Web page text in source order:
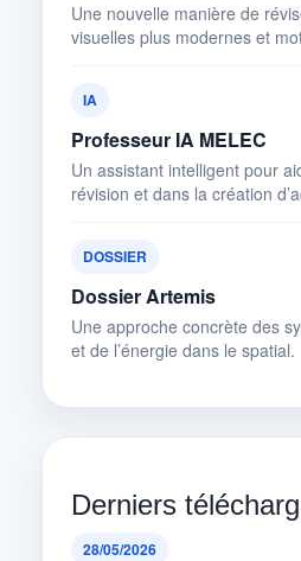
Une nouvelle manière de
visuelles plus modernes et
IA
Professeur IA MELEC
Un assistant intelligent pour
révision et dans la création
DOSSIER
Dossier Artemis
Une approche concrète des
et de l’énergie dans le spatial.
Derniers
28/05/2026